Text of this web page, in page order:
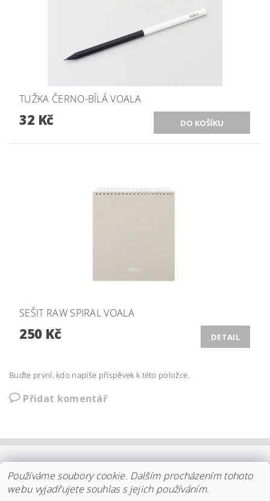
TUŽKA ČERNO-BÍLÁ VOALA
32 Kč
SEŠIT RAW SPIRAL VOALA
250 Kč DETAIL
Buďte první, kdo napíše příspěvek k této položce.
Přidat komentář
| KOLEKCE STELTON | DISTRIBUCE IITTALA |
REKLAMACE/ODSTOUPENÍ | VŠE O NÁKUPU | KDO JSME
KONTAKT
Používáme soubory cookie. Dalším procházením tohoto
webu vyjadřujete souhlas s jejich používáním.